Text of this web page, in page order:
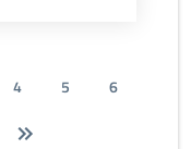
4 5
6